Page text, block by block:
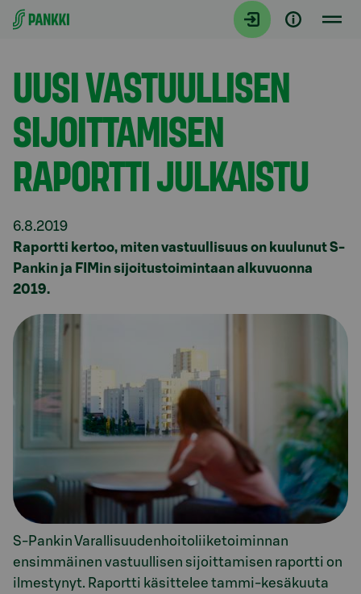
Siirry suoraan sisältöön
Tiedotteet
UUSI VASTUULLISEN
SIJOITTAMISEN
RAPORTTI JULKAISTU
6.8.2019
Raportti kertoo, miten vastuullisuus on kuulunut S-
Pankin ja FIMin sijoitustoimintaan alkuvuonna
2019.
S-Pankin Varallisuudenhoitoliiketoiminnan
ensimmäinen vastuullisen sijoittamisen raportti on
ilmestynyt. Raportti käsittelee tammi-kesäkuuta